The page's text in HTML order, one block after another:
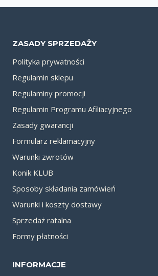
ZASADY SPRZEDAŻY
Polityka prywatności
Regulamin sklepu
Regulaminy promocji
Regulamin Programu Afiliacyjnego
Zasady gwarancji
Formularz reklamacyjny
Warunki zwrotów
Konik KLUB
Sposoby składania zamówień
Warunki i koszty dostawy
Sprzedaż ratalna
Formy płatności
INFORMACJE